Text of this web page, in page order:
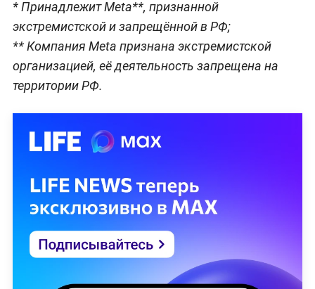
* Принадлежит Meta**, признанной
экстремистской и запрещённой в РФ;
** Компания Meta признана экстремистской
организацией, её деятельность запрещена на
территории РФ.